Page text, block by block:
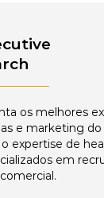
os melhores
e marketing
expertise de
em